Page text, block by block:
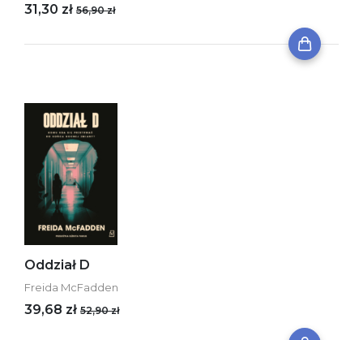
31,30 zł 56,90 zł
Oddział D
Freida McFadden
39,68 zł 52,90 zł